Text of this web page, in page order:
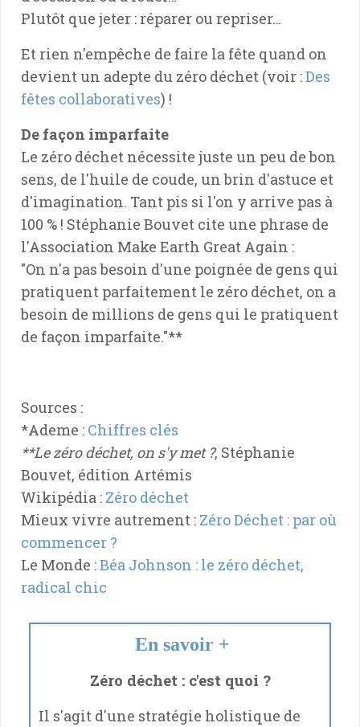
Plutôt que jeter : réparer ou repriser…
Et rien n'empêche de faire la fête quand on
devient un adepte du zéro déchet (voir :Des
fêtes collaboratives) !
De façon imparfaite
Le zéro déchet nécessite juste un peu de bon
sens, de l'huile de coude, un brin d'astuce et
d'imagination. Tant pis si l'on y arrive pas à
100 % ! Stéphanie Bouvet cite une phrase de
l'Association Make Earth Great Again :
"On n'a pas besoin d'une poignée de gens qui
pratiquent parfaitement le zéro déchet, on a
besoin de millions de gens qui le pratiquent
de façon imparfaite."**
Sources :
*Ademe : Chiffres clés
**Le zéro déchet, on s'y met ?, Stéphanie
Bouvet, édition Artémis
Wikipédia : Zéro déchet
Mieux vivre autrement : Zéro Déchet : par où
commencer ?
Le Monde :Béa Johnson : le zéro déchet,
radical chic
En savoir +
Zéro déchet : c'est quoi ?
Il s'agit d'une stratégie holistique de